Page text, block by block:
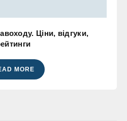
Ціни, відгуки,
MORE